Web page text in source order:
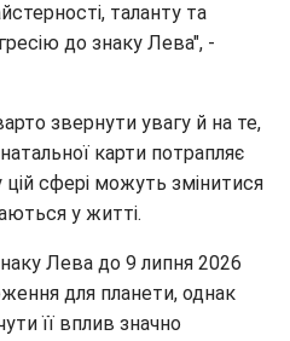
таланту та
до знаку Лева", -
звернути увагу й на те,
карти потрапляє
сфері можуть змінитися
у житті.
Лева до 9 липня 2026
для планети, однак
її вплив значно